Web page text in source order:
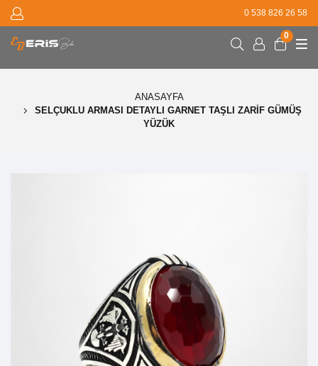
0 538 826 26 58
0
ANASAYFA
SELÇUKLU ARMASI DETAYLI GARNET TAŞLI ZARIF GÜMÜŞ
YÜZÜK